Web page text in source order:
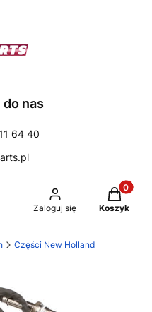
nas
64 40
Zaloguj się Koszyk
Części New Holland